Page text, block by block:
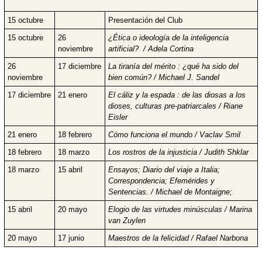
15 octubre
Presentación del Club
15 octubre
26
noviembre
¿Ética o ideología de la inteligencia
artificial? / Adela Cortina
26
noviembre
17 diciembre
La tiranía del mérito : ¿qué ha sido del
bien común? / Michael J. Sandel
17 diciembre
21 enero
El cáliz y la espada : de las diosas a los
dioses, culturas pre-patriarcales / Riane
Eisler
21 enero
18 febrero
Cómo funciona el mundo / Vaclav Smil
18 febrero
18 marzo
Los rostros de la injusticia / Judith Shklar
18 marzo
15 abril
Ensayos; Diario del viaje a Italia;
Correspondencia; Efemérides y
Sentencias. / Michael de Montaigne;
15 abril
20 mayo
Elogio de las virtudes minúsculas / Marina
van Zuylen
20 mayo
17 junio Maestros de la felicidad / Rafael Narbona